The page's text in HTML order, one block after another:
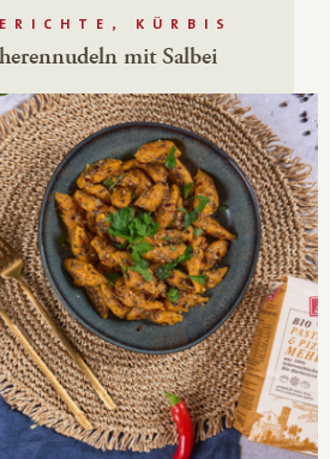
KÜRBIS
mit Salbei